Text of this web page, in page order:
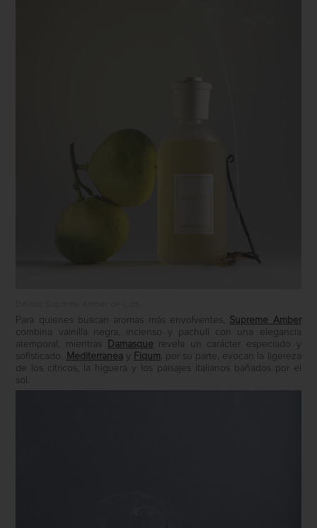
Para quienes buscan aromas más envolventes, Supreme Amber
combina vainilla negra, incienso y pachulí con una elegancia
atemporal, mientras
Damasquerevela un carácter especiado y
sofisticado.
Mediterraneay Fiqum, por su parte, evocan la ligereza
de los cítricos, la higuera y los paisajes italianos bañados por el
sol.